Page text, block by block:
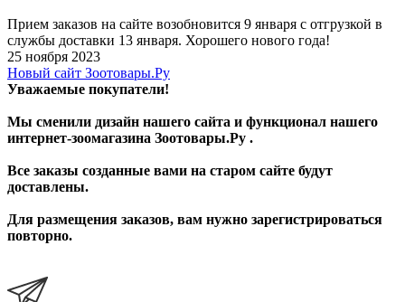
Прием заказов на сайте возобновится 9 января с отгрузкой в
службы доставки 13 января. Хорошего нового года!
25 ноября 2023
Новый сайт Зоотовары.Ру
Уважаемые покупатели!
Мы сменили дизайн нашего сайта и функционал нашего
интернет-зоомагазина Зоотовары.Ру .
Все заказы созданные вами на старом сайте будут
доставлены.
Для размещения заказов, вам нужно зарегистрироваться
повторно.